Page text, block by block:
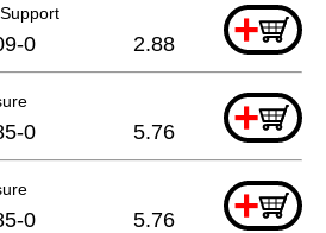
+
0 2.88
+
0 5.76
+
0 5.76